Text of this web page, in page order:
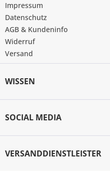
Impressum
Datenschutz
AGB & Kundeninfo
Widerruf
Versand
WISSEN
SOCIAL MEDIA
VERSANDDIENSTLEISTER